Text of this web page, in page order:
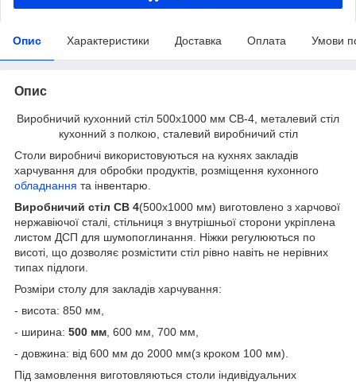
Опис Характеристики Доставка Оплата Умови
Опис
Виробничий кухонний стіл 500х1000 мм СВ-4, металевий стіл
кухонний з полкою, сталевий виробничий стіл
Столи виробничі використовуються на кухнях закладів
харчування для обробки продуктів, розміщення кухонного
обладнання та інвентарю.
Виробничий стіл СВ 4(500х1000 мм) виготовлено з харчової
нержавіючої сталі, стільниця з внутрішньої сторони укріплена
листом ДСП для шумопоглинання. Ніжки регулюються по
висоті, що дозволяє розмістити стіл рівно навіть не нерівних
типах підлоги.
Розміри столу для закладів харчування:
- висота: 850 мм,
- ширина: 500 мм , 600 мм, 700 мм,
- довжина: від 600 мм до 2000 мм(з кроком 100 мм).
Під замовлення виготовляються столи індивідуальних